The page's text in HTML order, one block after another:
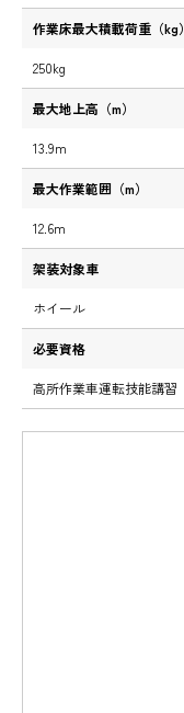
作業床最大積載荷重（kg）
250kg
最大地上高（m）
13.9m
最大作業範囲（m）
12.6m
架装対象車
ホイール
必要資格
高所作業車運転技能講習